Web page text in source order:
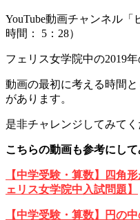
YouTube動画チャンネル「
時間： 5：28）
フェリス女学院中の2019年
動画の最初に考える時間
があります。
是非チャレンジしてみてく
こちらの動画も参考にし
【中学受験・算数】四角
ェリス女学院中入試問題】
【中学受験・算数】円の